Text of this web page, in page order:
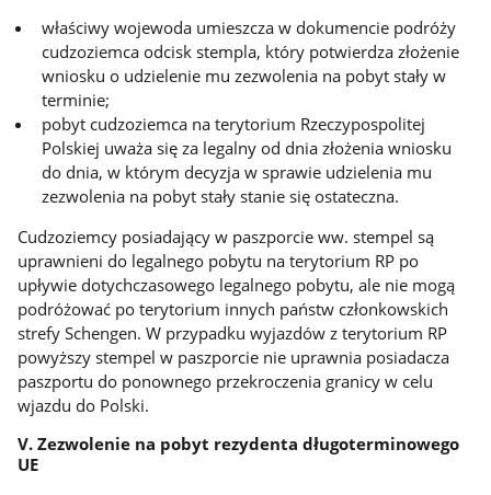
właściwy wojewoda umieszcza w dokumencie podróży
cudzoziemca odcisk stempla, który potwierdza złożenie
wniosku o udzielenie mu zezwolenia na pobyt stały w
terminie;
pobyt cudzoziemca na terytorium Rzeczypospolitej
Polskiej uważa się za legalny od dnia złożenia wniosku
do dnia, w którym decyzja w sprawie udzielenia mu
zezwolenia na pobyt stały stanie się ostateczna.
Cudzoziemcy posiadający w paszporcie ww. stempel są
uprawnieni do legalnego pobytu na terytorium RP po
upływie dotychczasowego legalnego pobytu, ale nie mogą
podróżować po terytorium innych państw członkowskich
strefy Schengen. W przypadku wyjazdów z terytorium RP
powyższy stempel w paszporcie nie uprawnia posiadacza
paszportu do ponownego przekroczenia granicy w celu
wjazdu do Polski.
V. Zezwolenie na pobyt rezydenta długoterminowego
UE